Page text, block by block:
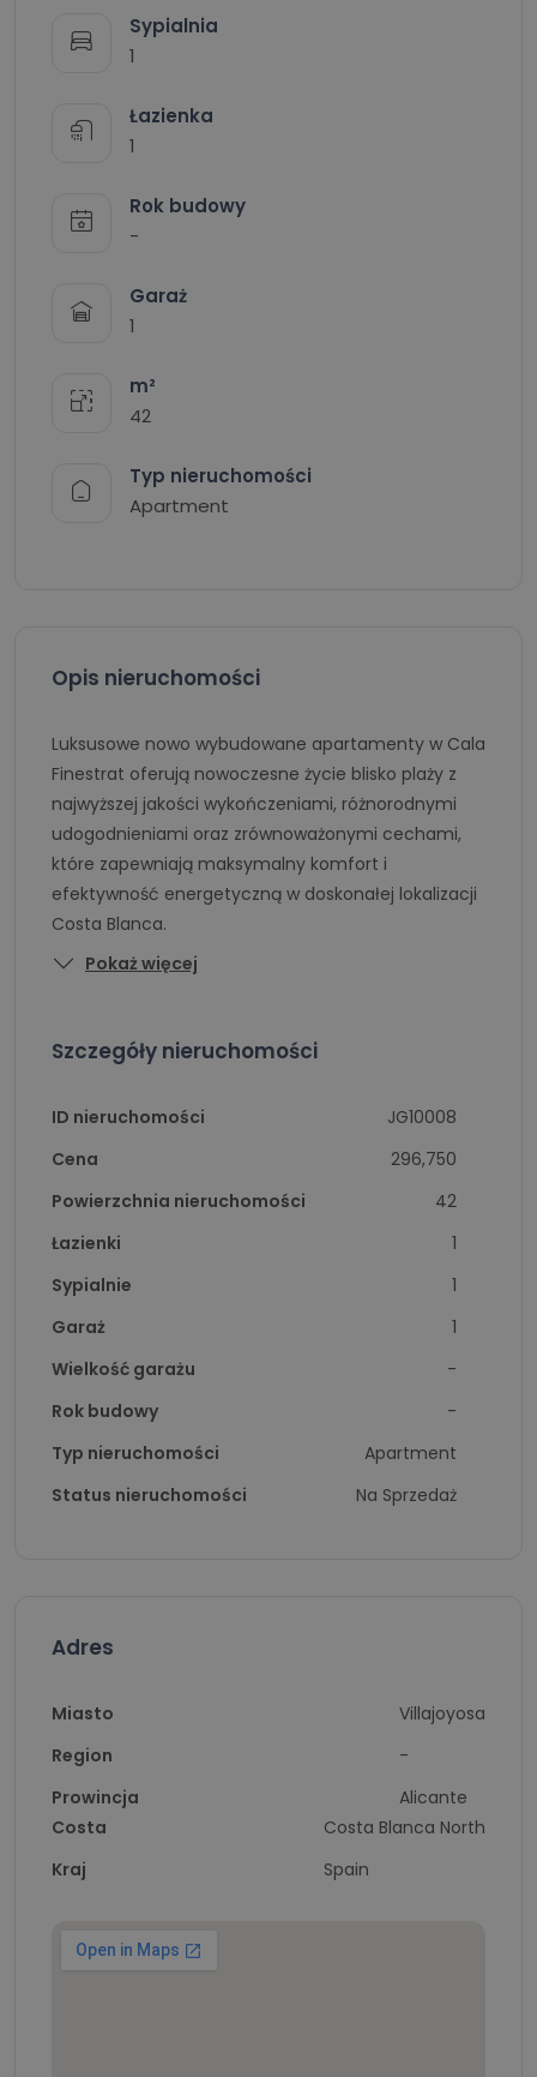
Sypialnia
1
Łazienka
1
Rok budowy
-
Garaż
1
m²
42
Typ nieruchomości
Apartment
Opis nieruchomości
Luksusowe nowo wybudowane apartamenty w Cala
Finestrat oferują nowoczesne życie blisko plaży z
najwyższej jakości wykończeniami, różnorodnymi
udogodnieniami oraz zrównoważonymi cechami,
które zapewniają maksymalny komfort i
efektywność energetyczną w doskonałej lokalizacji
Costa Blanca.
Pokaż więcej
Szczegóły nieruchomości
ID nieruchomości
JG10008
Cena
296,750
Powierzchnia nieruchomości
42
Łazienki
1
Sypialnie
1
Garaż
1
Wielkość garażu
-
Rok budowy
-
Typ nieruchomości
Apartment
Status nieruchomości
Na Sprzedaż
Adres
Miasto
Region
Prowincja
Villajoyosa
-
Alicante
Costa
Kraj
Costa Blanca North
Spain